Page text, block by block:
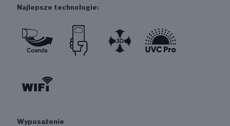
Najlepsze technologie:
Wyposażenie